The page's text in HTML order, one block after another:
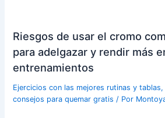
Riesgos de usar el cromo
para adelgazar y rendir más
entrenamientos
Ejercicios con las mejores rutinas y
consejos para quemar gratis / Por